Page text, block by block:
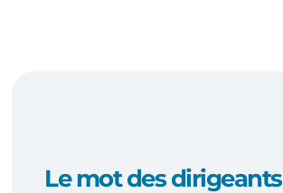
Le mot des dirigeants